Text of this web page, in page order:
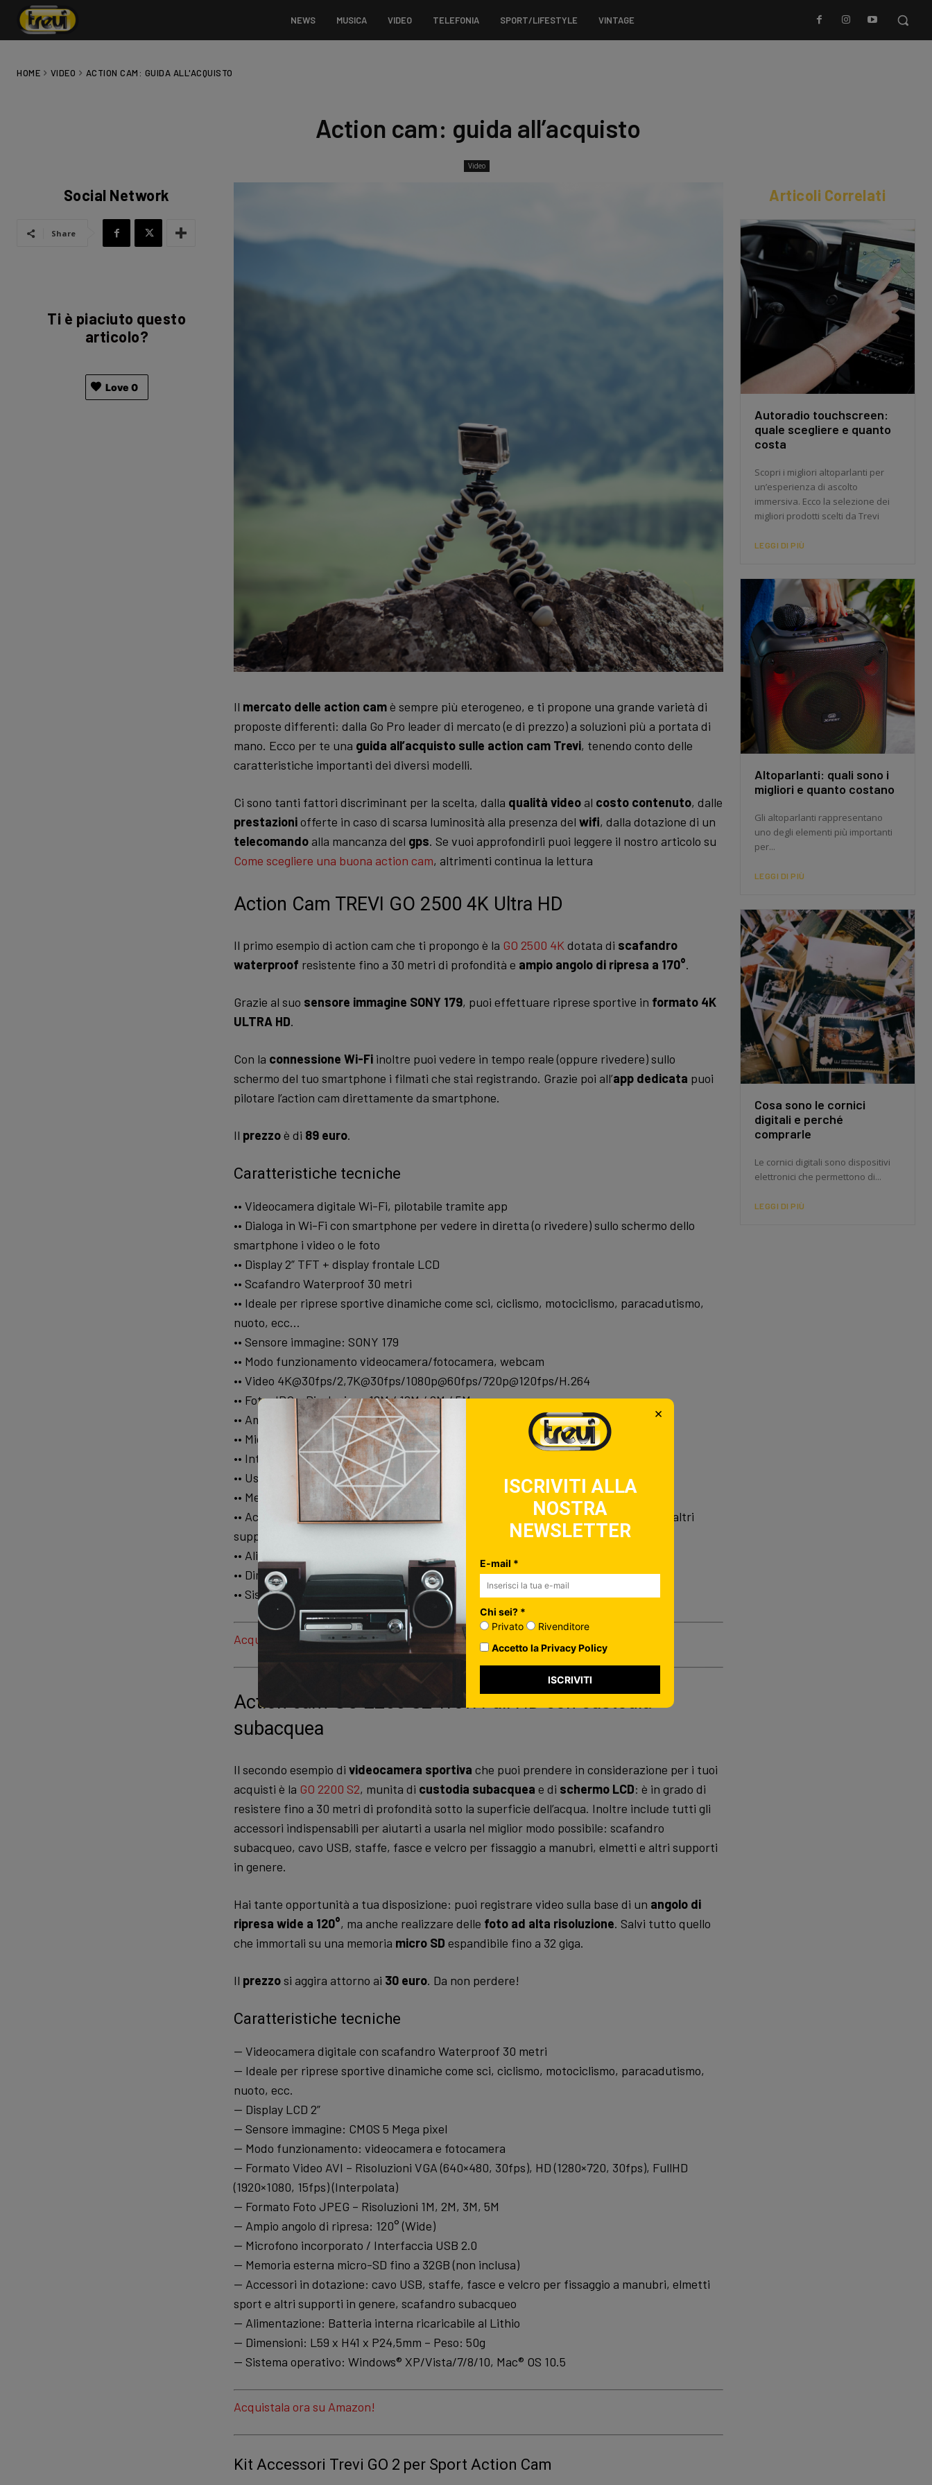
NEWS MUSICA VIDEO TELEFONIA SPORT/LIFESTYLE VINTAGE
HOME VIDEO ACTION CAM: GUIDA ALL'ACQUISTO
Social Network
Share
Ti è piaciuto questo
articolo?
Love 0
Action cam: guida all’acquisto
Video
Il mercato delle action camè sempre più eterogeneo, e ti propone una grande varietà di
proposte differenti: dalla Go Pro leader di mercato (e di prezzo) a soluzioni più a portata di
mano. Ecco per te una guida all’acquisto sulle action cam Trevi, tenendo conto delle
caratteristiche importanti dei diversi modelli.
Ci sono tanti fattori discriminant per la scelta, dalla qualità videoal costo contenuto, dalle
prestazioniofferte in caso di scarsa luminosità alla presenza del wifi, dalla dotazione di un
telecomandoalla mancanza del gps. Se vuoi approfondirli puoi leggere il nostro articolo su
Come scegliere una buona action cam, altrimenti continua la lettura
Action Cam TREVI GO 2500 4K Ultra HD
Il primo esempio di action cam che ti propongo è la GO 2500 4K dotata di scafandro
waterproof resistente fino a 30 metri di profondità e ampio angolo di ripresa a 170°.
Grazie al suo sensore immagine SONY 179, puoi effettuare riprese sportive in formato 4K
ULTRA HD.
Con la connessione Wi-Fiinoltre puoi vedere in tempo reale (oppure rivedere) sullo
schermo del tuo smartphone i filmati che stai registrando. Grazie poi all’app dedicata puoi
pilotare l’action cam direttamente da smartphone.
Il prezzoè di 89 euro.
Caratteristiche tecniche
•• Videocamera digitale Wi-Fi, pilotabile tramite app
•• Dialoga in Wi-Fi con smartphone per vedere in diretta (o rivedere) sullo schermo dello
smartphone i video o le foto
•• Display 2” TFT + display frontale LCD
•• Scafandro Waterproof 30 metri
•• Ideale per riprese sportive dinamiche come sci, ciclismo, motociclismo, paracadutismo,
nuoto, ecc…
•• Sensore immagine: SONY 179
•• Modo funzionamento videocamera/fotocamera, webcam
•• Video 4K@30fps/2,7K@30fps/1080p@60fps/720p@120fps/H.264
•• Foto JPG – Risoluzione 16M / 12M / 8M / 5M
•• Ampio angolo di ripresa: 170° (Wide)
•• Microfono incorporato
•• Interfaccia USB 2.0
•• Uscita mini-HDMI
•• Memoria esterna micro-SD fino a 64GB (non inclusa)
•• Accessori in dotazione: cavo USB, staffe per fissaggio a manubri, elmetti sport e altri
supporti in genere, scafandro subacqueo.
•• Alimentazione: Batteria interna ricaricabile al Lithio
•• Dimensioni: L59 x H40 x P29 mm, Peso: 61g
•• Sistema operativo: Windows® XP/Vista/7/8, Mac® OS 10.5
Acquistala ora su Amazon!
Action cam GO 2200 S2 Trevi Full HD con custodia
subacquea
Il secondo esempio di videocamera sportiva che puoi prendere in considerazione per i tuoi
acquisti è la GO 2200 S2, munita di custodia subacquea e di schermo LCD: è in grado di
resistere fino a 30 metri di profondità sotto la superficie dell’acqua. Inoltre include tutti gli
accessori indispensabili per aiutarti a usarla nel miglior modo possibile: scafandro
subacqueo, cavo USB, staffe, fasce e velcro per fissaggio a manubri, elmetti e altri supporti
in genere.
Hai tante opportunità a tua disposizione: puoi registrare video sulla base di un angolo di
ripresa wide a 120°, ma anche realizzare delle foto ad alta risoluzione. Salvi tutto quello
che immortali su una memoria micro SD espandibile fino a 32 giga.
Il prezzosi aggira attorno ai 30 euro. Da non perdere!
Caratteristiche tecniche
— Videocamera digitale con scafandro Waterproof 30 metri
— Ideale per riprese sportive dinamiche come sci, ciclismo, motociclismo, paracadutismo,
nuoto, ecc.
— Display LCD 2”
— Sensore immagine: CMOS 5 Mega pixel
— Modo funzionamento: videocamera e fotocamera
— Formato Video AVI – Risoluzioni VGA (640×480, 30fps), HD (1280×720, 30fps), FullHD
(1920×1080, 15fps) (Interpolata)
— Formato Foto JPEG – Risoluzioni 1M, 2M, 3M, 5M
— Ampio angolo di ripresa: 120° (Wide)
— Microfono incorporato / Interfaccia USB 2.0
— Memoria esterna micro-SD fino a 32GB (non inclusa)
— Accessori in dotazione: cavo USB, staffe, fasce e velcro per fissaggio a manubri, elmetti
sport e altri supporti in genere, scafandro subacqueo
— Alimentazione: Batteria interna ricaricabile al Lithio
— Dimensioni: L59 x H41 x P24,5mm – Peso: 50g
— Sistema operativo: Windows® XP/Vista/7/8/10, Mac® OS 10.5
Acquistala ora su Amazon!
Kit Accessori Trevi GO 2 per Sport Action Cam
Articoli Correlati
Autoradio touchscreen:
quale scegliere e quanto
costa
Scopri i migliori altoparlanti per
un’esperienza di ascolto
immersiva. Ecco la selezione dei
migliori prodotti scelti da Trevi
LEGGI DI PIÙ
Altoparlanti: quali sono i
migliori e quanto costano
Gli altoparlanti rappresentano
uno degli elementi più importanti
per...
LEGGI DI PIÙ
Cosa sono le cornici
digitali e perché
comprarle
Le cornici digitali sono dispositivi
elettronici che permettono di...
LEGGI DI PIÙ
×
ISCRIVITI ALLA
NOSTRA
NEWSLETTER
E-mail *
Chi sei? *
Privato
Rivenditore
Accetto la Privacy Policy
ISCRIVITI